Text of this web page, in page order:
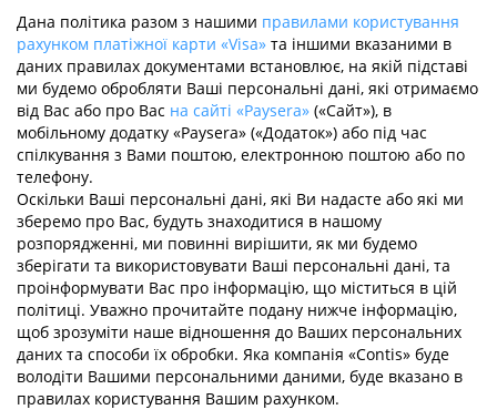
Дана політика разом з нашими правилами користування
рахунком платіжної карти «Visa» та іншими вказаними в
даних правилах документами встановлює, на якій підставі
ми будемо обробляти Ваші персональні дані, які отримаємо
від Вас або про Вас на сайті «Paysera» («Сайт»), в
мобільному додатку «Paysera» («Додаток») або під час
спілкування з Вами поштою, електронною поштою або по
телефону.
Оскільки Ваші персональні дані, які Ви надасте або які ми
зберемо про Вас, будуть знаходитися в нашому
розпорядженні, ми повинні вирішити, як ми будемо
зберігати та використовувати Ваші персональні дані, та
проінформувати Вас про інформацію, що міститься в цій
політиці. Уважно прочитайте подану нижче інформацію,
щоб зрозуміти наше відношення до Ваших персональних
даних та способи їх обробки. Яка компанія «Contis» буде
володіти Вашими персональними даними, буде вказано в
правилах користування Вашим рахунком.